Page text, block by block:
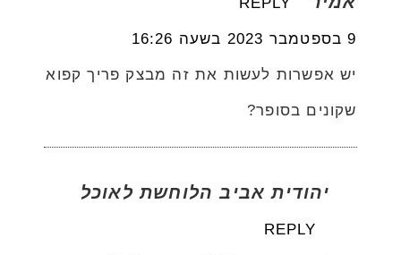
9 בספטמבר 2023 בשעה 16:26
יש אפשרות לעשות את זה מבצק פריך קפוא
שקונים בסופר?
יהודית אביב הלוחשת לאוכל
REPLY